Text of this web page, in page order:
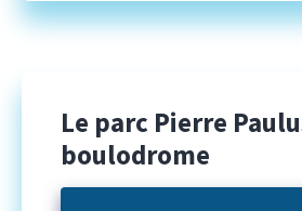
Le parc Pierre
boulodrome